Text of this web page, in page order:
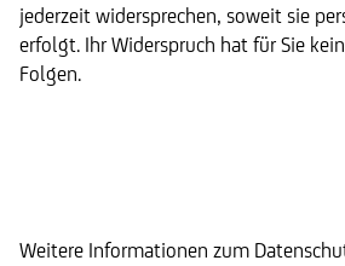
jederzeit widersprechen, soweit sie
erfolgt. Ihr Widerspruch hat für Sie
Folgen.
Weitere Informationen zum